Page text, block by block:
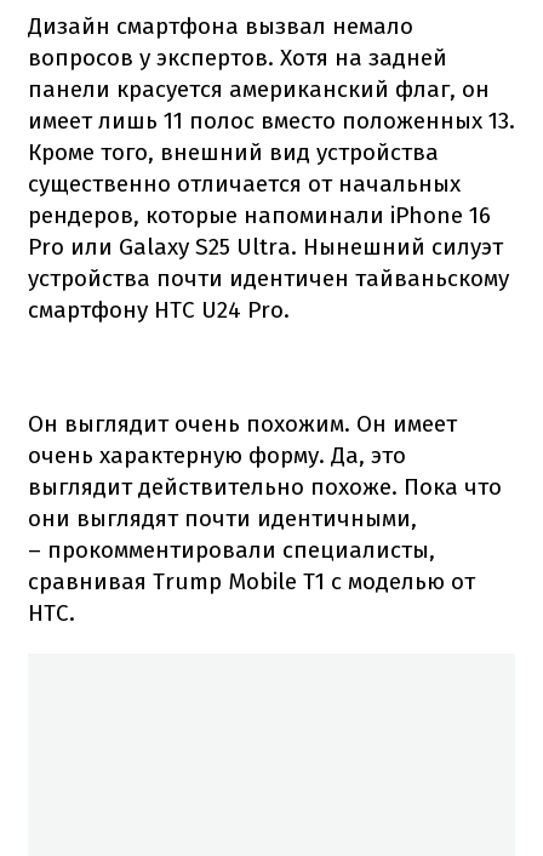
Дизайн смартфона вызвал немало
вопросов у экспертов. Хотя на задней
панели красуется американский флаг, он
имеет лишь 11 полос вместо положенных 13.
Кроме того, внешний вид устройства
существенно отличается от начальных
рендеров, которые напоминали iPhone 16
Pro или Galaxy S25 Ultra. Нынешний силуэт
устройства почти идентичен тайваньскому
смартфону HTC U24 Pro.
Он выглядит очень похожим. Он имеет
очень характерную форму. Да, это
выглядит действительно похоже. Пока что
они выглядят почти идентичными,
– прокомментировали специалисты,
сравнивая Trump Mobile T1 с моделью от
HTC.